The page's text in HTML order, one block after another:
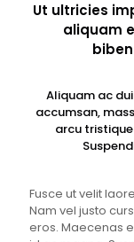
Ut ultricies
aliquam
Aliquam ac
accumsan,
arcu
Fusce ut velit
Nam vel justo
eros. Maecenas